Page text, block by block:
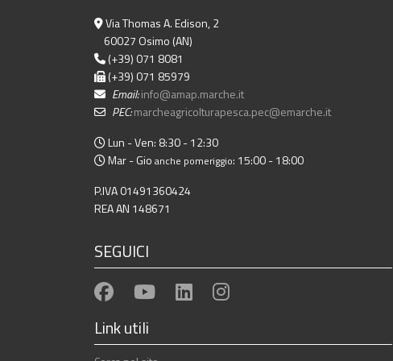
Via Thomas A. Edison, 2
60027 Osimo (AN)
(+39) 071 8081
(+39) 071 85979
Email:info@amap.marche.it
PEC:marcheagricolturapesca.pec@emarche.it
Lun - Ven: 8:30 - 12:30
Mar - Gio anche pomeriggio: 15:00 - 18:00
P.IVA 01491360424
REA AN 148671
SEGUICI
Link utili